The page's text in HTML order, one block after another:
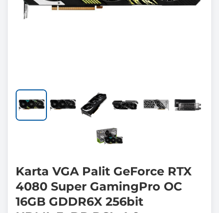
Karta VGA Palit GeForce RTX
4080 Super GamingPro OC
16GB GDDR6X 256bit